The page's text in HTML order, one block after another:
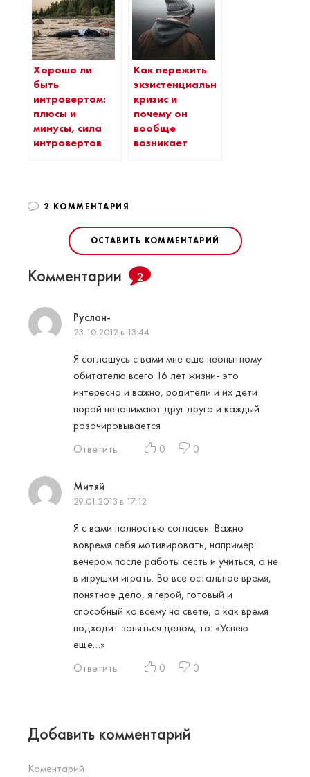
Хорошо ли
быть
интровертом:
плюсы и
минусы, сила
интровертов
Как пережить
экзистенциальный
кризис и
почему он
вообще
возникает
2 КОММЕНТАРИЯ
ОСТАВИТЬ КОММЕНТАРИЙ
Комментарии 2
Руслан-
23.10.2012 в 13:44
Я соглашусь с вами мне еше неопытному
обитателю всего 16 лет жизни- это
интересно и важно, родители и их дети
порой непонимают друг друга и каждый
разочировывается
Ответить
0 0
Митяй
29.01.2013 в 17:12
Я с вами полностью согласен. Важно
вовремя себя мотивировать, например:
вечером после работы сесть и учиться, а не
в игрушки играть. Во все остальное время,
понятное дело, я герой, готовый и
способный ко всему на свете, а как время
подходит заняться делом, то: «Успею
еще…»
Ответить
0 0
Добавить комментарий
Коментарий